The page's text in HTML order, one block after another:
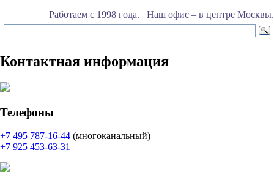
Работаем с 1998 года. Наш офис – в центре Москвы.
Контактная информация
Телефоны
+7 495 787-16-44 (многоканальный)
+7 925 453-63-31